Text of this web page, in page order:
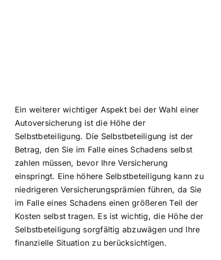
Ein weiterer wichtiger Aspekt bei der Wahl einer
Autoversicherung ist die Höhe der
Selbstbeteiligung. Die Selbstbeteiligung ist der
Betrag, den Sie im Falle eines Schadens selbst
zahlen müssen, bevor Ihre Versicherung
einspringt. Eine höhere Selbstbeteiligung kann zu
niedrigeren Versicherungsprämien führen, da Sie
im Falle eines Schadens einen größeren Teil der
Kosten selbst tragen. Es ist wichtig, die Höhe der
Selbstbeteiligung sorgfältig abzuwägen und Ihre
finanzielle Situation zu berücksichtigen.